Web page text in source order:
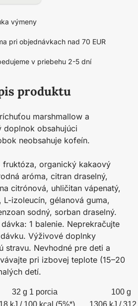
výmeny
pri objednávkach nad 70 EUR
v priebehu 2-5 dní
produktu
marshmallow a
obsahujúci
neobsahuje kofeín.
fruktóza, organický kakaový
aróma, citran draselný,
citrónová, uhličitan vápenatý,
L-izoleucín, gélanová guma,
sodný, sorban draselný.
1 balenie. Neprekračujte
Výživové doplnky
stravu. Nevhodné pre deti a
pri izbovej teplote (15–20
detí.
32 g 1 porcia
100 g
kJ / 100 kcal (5%*) 1306 kJ /